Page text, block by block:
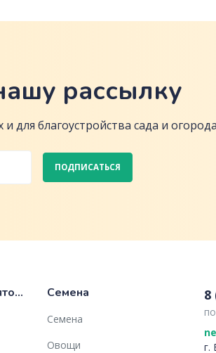
рассылку
для благоустройства сада и огорода
ПОДПИСАТЬСЯ
Удобрения и регуляторы роста Семена
Семена
Овощи
8
г.